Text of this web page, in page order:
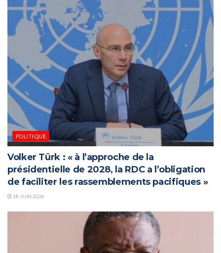
POLITIQUE
Volker Türk : « à l’approche de la
présidentielle de 2028, la RDC a l’obligation
de faciliter les rassemblements pacifiques »
18 JUIN 2026